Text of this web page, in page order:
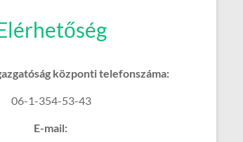
központi telefonszáma:
06-1-354-53-43
E-mail: